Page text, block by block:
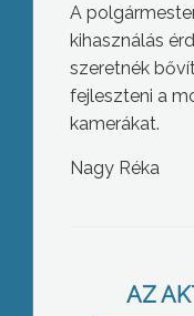
A
kihasználás
szeretnék
fejleszteni a
kamerákat.
Nagy Réka
AZ